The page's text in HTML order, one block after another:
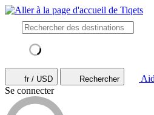
fr / USD Rechercher
Se connecter